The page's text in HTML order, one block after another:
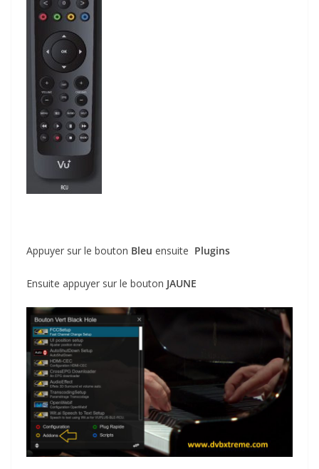
Appuyer sur le bouton Bleu ensuite Plugins
Ensuite appuyer sur le bouton JAUNE